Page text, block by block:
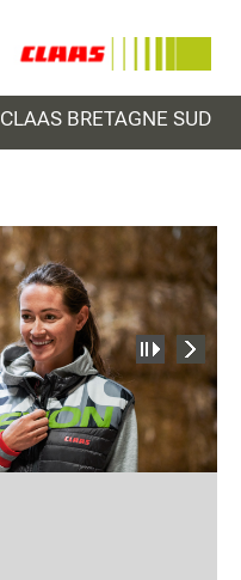
CLAAS BRETAGNE SUD